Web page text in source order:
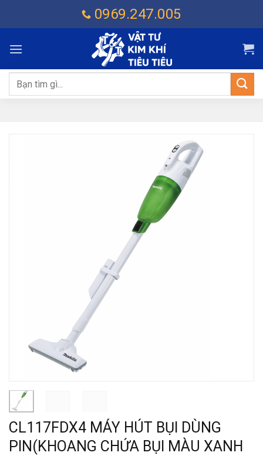
dung
0969.247.005
Tìm
kiếm:
CL117FDX4 MÁY HÚT BỤI DÙNG
PIN(KHOANG CHỨA BỤI MÀU XANH